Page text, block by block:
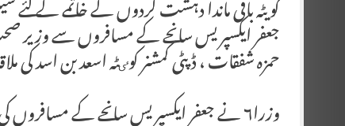
کویٹہ باقی ماندا دہشت گردوں کے خاتمے کے لئے
جعفر ایکسپریس سانحے کے مسافروں سے وزیر
حمزہ شفقات ، ڈپٹی کمشنر کوٸٹہ اسعد بن اسد کی